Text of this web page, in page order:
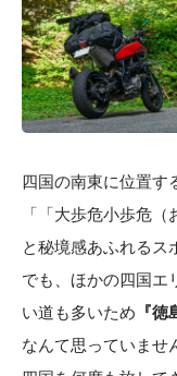
四国の南東に位置す
「「大歩危小歩危
と秘境感あふれるス
でも、ほかの四国エ
い道も多いため 『
なんて思っていませ